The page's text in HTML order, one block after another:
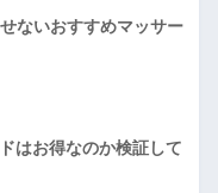
ないおすすめマッサー
はお得なのか検証して